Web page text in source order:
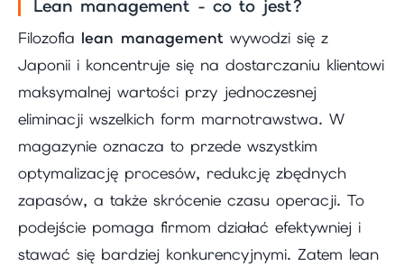
Lean management - co to jest?
Filozofia lean management wywodzi się z
Japonii i koncentruje się na dostarczaniu klientowi
maksymalnej wartości przy jednoczesnej
eliminacji wszelkich form marnotrawstwa. W
magazynie oznacza to przede wszystkim
optymalizację procesów, redukcję zbędnych
zapasów, a także skrócenie czasu operacji. To
podejście pomaga firmom działać efektywniej i
stawać się bardziej konkurencyjnymi. Zatem lean